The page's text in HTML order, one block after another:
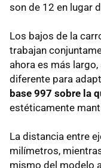
son de 12 en lugar
Los bajos de la
trabajan
ahora es más
diferente para
base 997 sobre la
estéticamente
La distancia entre
milímetros,
mismo del modelo